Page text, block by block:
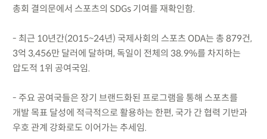
총회 결의문에서 스포츠의 SDGs 기여를 재확인함.
- 최근 10년간(2015~24년) 국제사회의 스포츠 ODA는 총 879건,
3억 3,456만 달러에 달하며, 독일이 전체의 38.9%를 차지하는
압도적 1위 공여국임.
- 주요 공여국들은 장기 브랜드화된 프로그램을 통해 스포츠를
개발 목표 달성에 적극적으로 활용하는 한편, 국가 간 협력 기반과
우호 관계 강화로도 이어가는 추세임.